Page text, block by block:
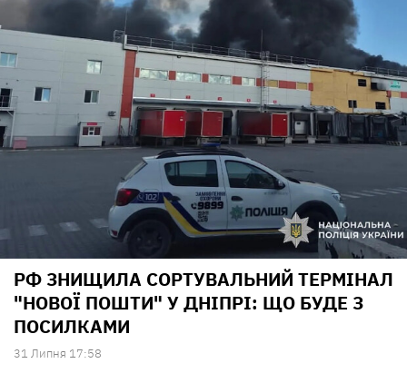
РФ ЗНИЩИЛА СОРТУВАЛЬНИЙ ТЕРМІНАЛ
"НОВОЇ ПОШТИ" У ДНІПРІ: ЩО БУДЕ З
ПОСИЛКАМИ
31 Липня 17:58